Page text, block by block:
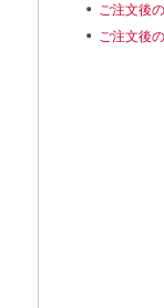
ご注文後
ご注文後